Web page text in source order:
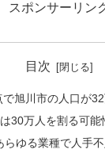
スポンサーリン
目次
旭川市の人口が
30万人を割る可能
らゆる業種で人手